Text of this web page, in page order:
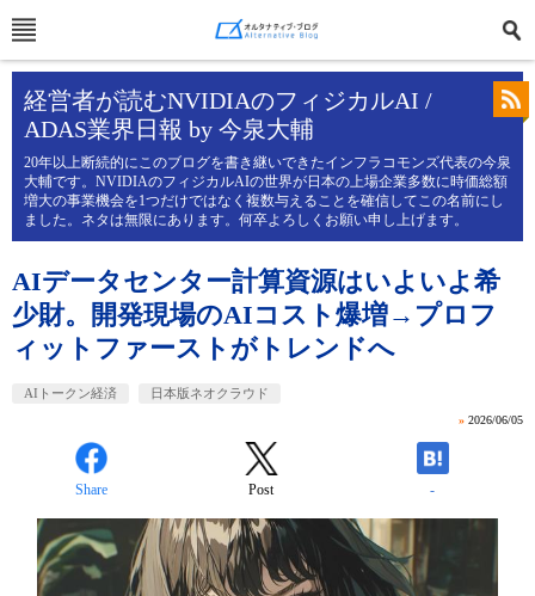
経営者が読むNVIDIAのフィジカルAI /
ADAS業界日報 by 今泉大輔
20年以上断続的にこのブログを書き継いできたインフラコモンズ代表の今泉
大輔です。NVIDIAのフィジカルAIの世界が日本の上場企業多数に時価総額
増大の事業機会を1つだけではなく複数与えることを確信してこの名前にし
ました。ネタは無限にあります。何卒よろしくお願い申し上げます。
AIデータセンター計算資源はいよいよ希
少財。開発現場のAIコスト爆増→プロフ
ィットファーストがトレンドへ
AIトークン経済 日本版ネオクラウド
» 2026/06/05
Share Post -